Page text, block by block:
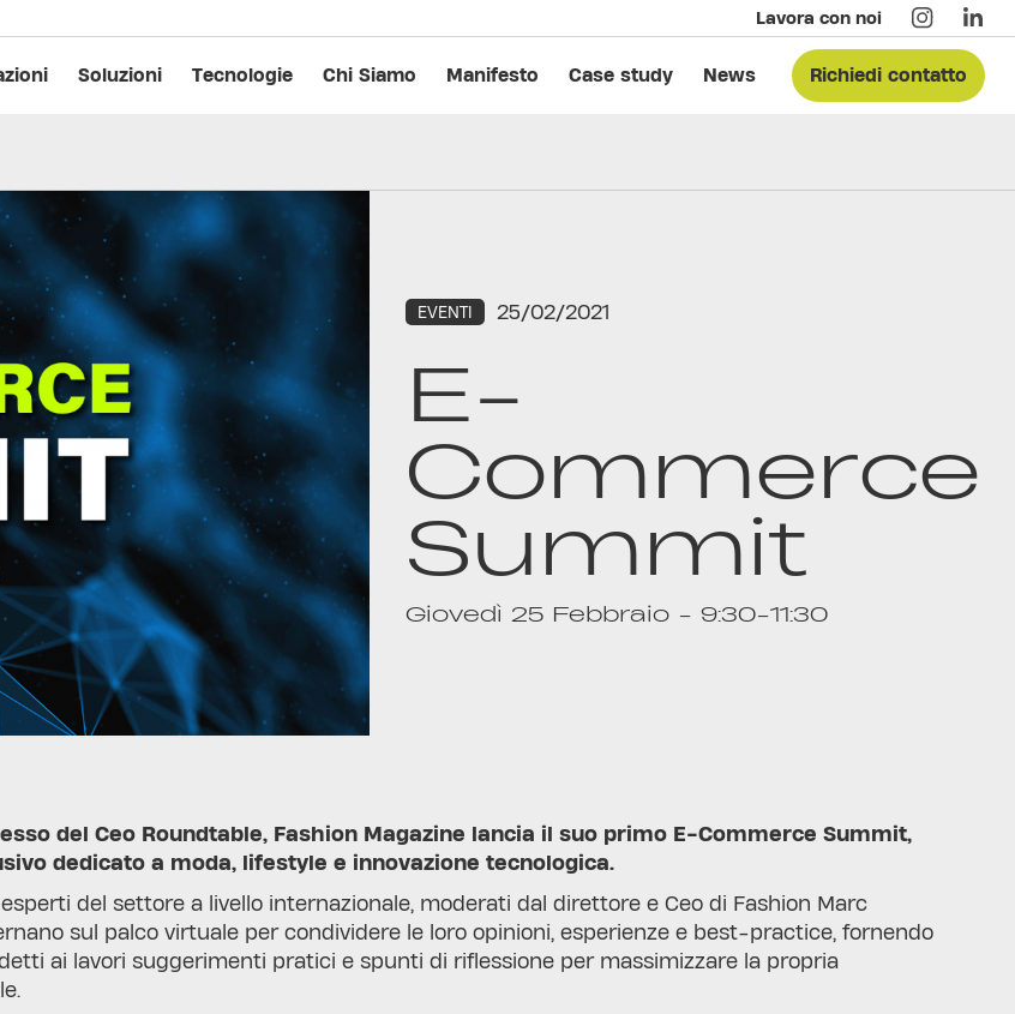
Lavora con noi
Soluzioni Tecnologie Chi Siamo Manifesto Case study News Richiedi contatto
EVENTI 25/02/2021
E-
Commerce
Summit
Giovedì 25 Febbraio - 9:30-11:30
del Ceo Roundtable, Fashion Magazine lancia il suo primo E-Commerce Summit,
dedicato a moda, lifestyle e innovazione tecnologica.
del settore a livello internazionale, moderati dal direttore e Ceo di Fashion Marc
sul palco virtuale per condividere le loro opinioni, esperienze e best-practice, fornendo
ai lavori suggerimenti pratici e spunti di riflessione per massimizzare la propria